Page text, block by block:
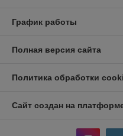
График работы
Полная версия сайта
Политика обработки
Сайт создан на